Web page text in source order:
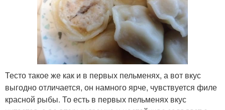
Тесто такое же как и в первых пельменях, а вот вкус
выгодно отличается, он намного ярче, чувствуется филе
красной рыбы. То есть в первых пельменях вкус